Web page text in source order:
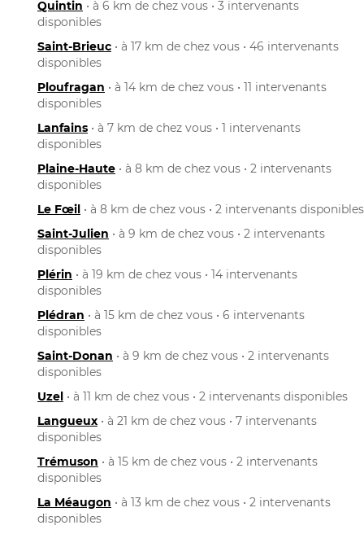
Quintin • à 6 km de chez vous • 3 intervenants
disponibles
Saint-Brieuc • à 17 km de chez vous • 46 intervenants
disponibles
Ploufragan • à 14 km de chez vous • 11 intervenants
disponibles
Lanfains • à 7 km de chez vous • 1 intervenants
disponibles
Plaine-Haute • à 8 km de chez vous • 2 intervenants
disponibles
Le Fœil • à 8 km de chez vous • 2 intervenants disponibles
Saint-Julien • à 9 km de chez vous • 2 intervenants
disponibles
Plérin • à 19 km de chez vous • 14 intervenants
disponibles
Plédran • à 15 km de chez vous • 6 intervenants
disponibles
Saint-Donan • à 9 km de chez vous • 2 intervenants
disponibles
Uzel • à 11 km de chez vous • 2 intervenants disponibles
Langueux • à 21 km de chez vous • 7 intervenants
disponibles
Trémuson • à 15 km de chez vous • 2 intervenants
disponibles
La Méaugon • à 13 km de chez vous • 2 intervenants
disponibles